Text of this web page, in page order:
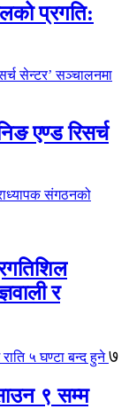
प्रगति:
एण्ड रिसर्च
र
७
९ सम्म